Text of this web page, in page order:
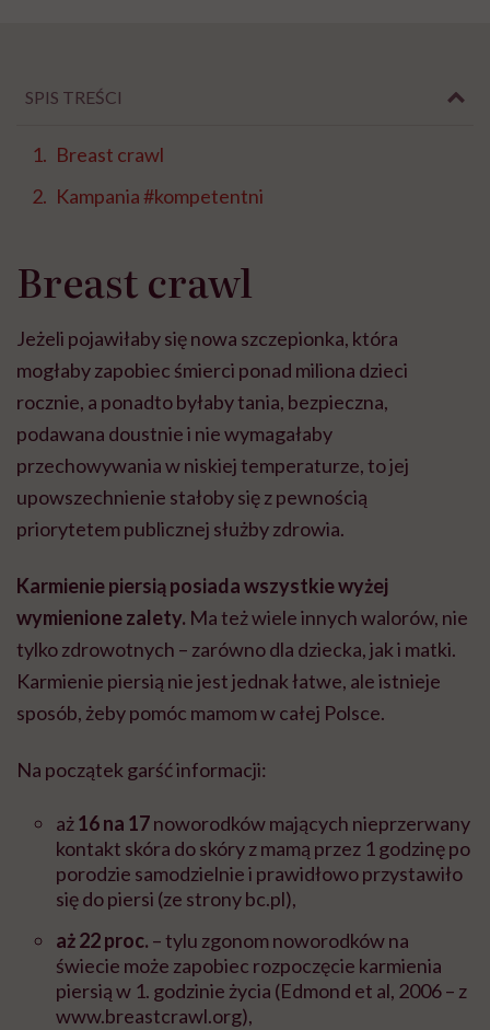
SPIS TREŚCI
Breast crawl
Kampania #kompetentni
Breast crawl
Jeżeli pojawiłaby się nowa szczepionka, która
mogłaby zapobiec śmierci ponad miliona dzieci
rocznie, a ponadto byłaby tania, bezpieczna,
podawana doustnie i nie wymagałaby
przechowywania w niskiej temperaturze, to jej
upowszechnienie stałoby się z pewnością
priorytetem publicznej służby zdrowia.
Karmienie piersią posiada wszystkie wyżej
wymienione zalety. Ma też wiele innych walorów, nie
tylko zdrowotnych – zarówno dla dziecka, jak i matki.
Karmienie piersią nie jest jednak łatwe, ale istnieje
sposób, żeby pomóc mamom w całej Polsce.
Na początek garść informacji:
aż16 na 17noworodków mających nieprzerwany
kontakt skóra do skóry z mamą przez 1 godzinę po
porodzie samodzielnie i prawidłowo przystawiło
się do piersi (ze strony bc.pl),
aż 22 proc. – tylu zgonom noworodków na
świecie może zapobiec rozpoczęcie karmienia
piersią w 1. godzinie życia (Edmond et al, 2006 – z
www.breastcrawl.org),